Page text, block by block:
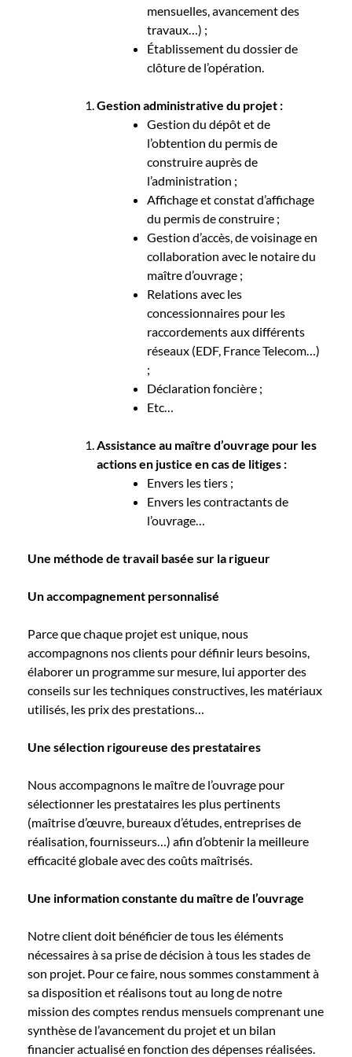
mensuelles, avancement des
travaux…) ;
Établissement du dossier de
clôture de l’opération.
Gestion administrative du projet :
Gestion du dépôt et de
l’obtention du permis de
construire auprès de
l’administration ;
Affichage et constat d’affichage
du permis de construire ;
Gestion d’accès, de voisinage en
collaboration avec le notaire du
maître d’ouvrage ;
Relations avec les
concessionnaires pour les
raccordements aux différents
réseaux (EDF, France Telecom…)
;
Déclaration foncière ;
Etc…
Assistance au maître d’ouvrage pour les
actions en justice en cas de litiges :
Envers les tiers ;
Envers les contractants de
l’ouvrage…
Une méthode de travail basée sur la rigueur
Un accompagnement personnalisé
Parce que chaque projet est unique, nous
accompagnons nos clients pour définir leurs besoins,
élaborer un programme sur mesure, lui apporter des
conseils sur les techniques constructives, les matériaux
utilisés, les prix des prestations…
Une sélection rigoureuse des prestataires
Nous accompagnons le maître de l’ouvrage pour
sélectionner les prestataires les plus pertinents
(maîtrise d’œuvre, bureaux d’études, entreprises de
réalisation, fournisseurs…) afin d’obtenir la meilleure
efficacité globale avec des coûts maîtrisés.
Une information constante du maître de l’ouvrage
Notre client doit bénéficier de tous les éléments
nécessaires à sa prise de décision à tous les stades de
son projet. Pour ce faire, nous sommes constamment à
sa disposition et réalisons tout au long de notre
mission des comptes rendus mensuels comprenant une
synthèse de l’avancement du projet et un bilan
financier actualisé en fonction des dépenses réalisées.